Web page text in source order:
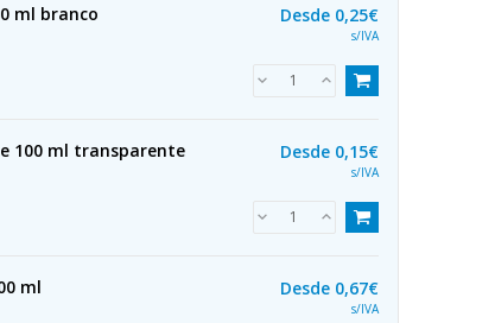
ml branco Desde 0,25€
s/IVA
100 ml transparente Desde 0,15€
s/IVA
ml Desde 0,67€
s/IVA